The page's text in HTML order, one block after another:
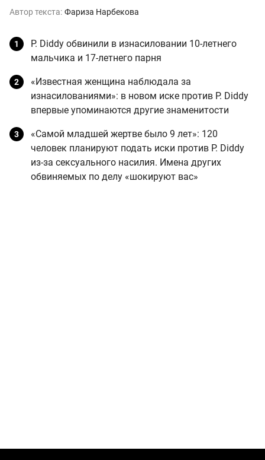
Автор текста: Фариза Нарбекова
P. Diddy обвинили в изнасиловании 10-летнего
мальчика и 17-летнего парня
«Известная женщина наблюдала за
изнасилованиями»: в новом иске против P. Diddy
впервые упоминаются другие знаменитости
«Самой младшей жертве было 9 лет»: 120
человек планируют подать иски против P. Diddy
из-за сексуального насилия. Имена других
обвиняемых по делу «шокируют вас»